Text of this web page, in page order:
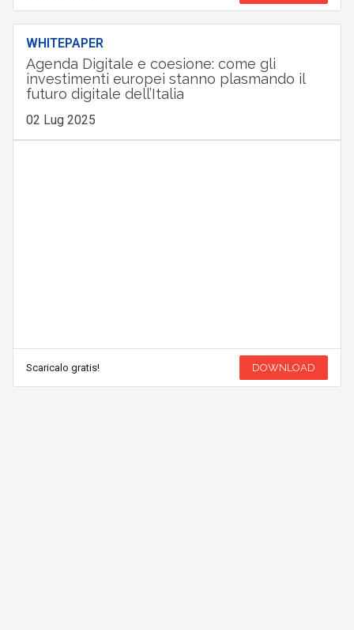
WHITEPAPER
Agenda Digitale e coesione: come gli
investimenti europei stanno plasmando il
futuro digitale dell’Italia
02 Lug 2025
Scaricalo gratis! DOWNLOAD